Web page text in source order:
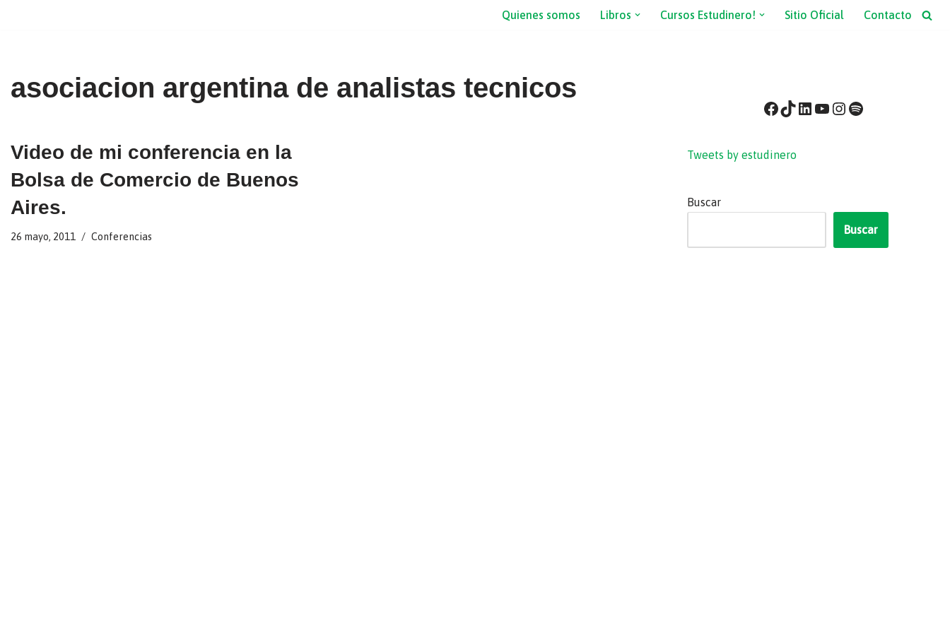
Quienes somos Libros Cursos Estudinero! Sitio Oficial Contacto
asociacion argentina de analistas tecnicos
Video de mi conferencia en la
Bolsa de Comercio de Buenos
Aires.
26 mayo, 2011 Conferencias
Tweets by estudinero
Buscar
Buscar